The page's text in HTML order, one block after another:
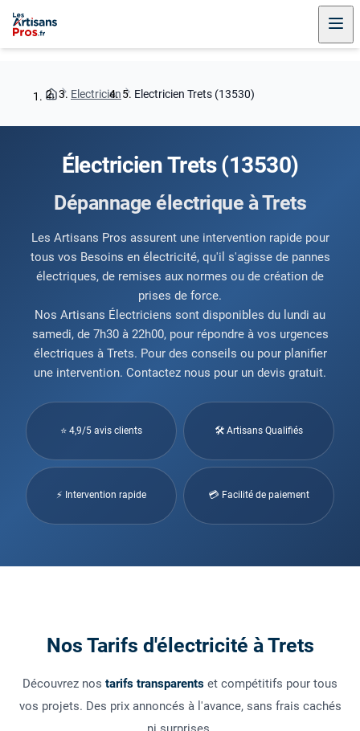
Electricien Electricien Trets (13530)
Électricien Trets (13530)
Dépannage électrique à Trets
Les Artisans Pros assurent une intervention rapide pour
tous vos Besoins en électricité, qu'il s'agisse de pannes
électriques, de remises aux normes ou de création de
prises de force.
Nos Artisans Électriciens sont disponibles du lundi au
samedi, de 7h30 à 22h00, pour répondre à vos urgences
électriques à Trets. Pour des conseils ou pour planifier
une intervention. Contactez nous pour un devis gratuit.
⭐ 4,9/5 avis clients 🛠 Artisans Qualifiés
⚡ Intervention rapide 💳 Facilité de paiement
Nos Tarifs d'électricité à Trets
Découvrez nos tarifs transparents et compétitifs pour tous
vos projets. Des prix annoncés à l'avance, sans frais cachés